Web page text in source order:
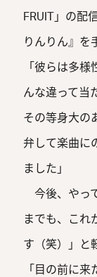
FRUIT」の配
りんりん』を
「彼らは多
んな違って当
その等身大の
弁して楽曲に
ました」
今後、やっ
までも、これ
す（笑）」と
「目の前に